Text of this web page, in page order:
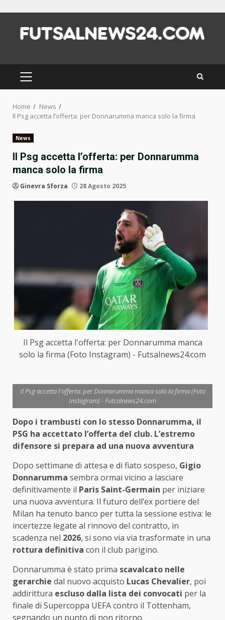
content
PRIMARY
MENU
Home
News
Il Psg accetta l’offerta: per Donnarumma manca solo la firma
News
Il Psg accetta l’offerta: per Donnarumma
manca solo la firma
Ginevra Sforza 28 Agosto 2025
Il Psg accetta l'offerta: per Donnarumma manca
solo la firma (Foto Instagram) - Futsalnews24.com
Il Psg accetta l'offerta: per Donnarumma manca solo la firma (Foto
Instagram) - Futsalnews24.com
Dopo i trambusti con lo stesso Donnarumma, il
PSG ha accettato l’offerta del club. L’estremo
difensore si prepara ad una nuova avventura
Dopo settimane di attesa e di fiato sospeso, Gigio
Donnarumma sembra ormai vicino a lasciare
definitivamente il Paris Saint-Germain per iniziare
una nuova avventura. Il futuro dell’ex portiere del
Milan ha tenuto banco per tutta la sessione estiva: le
incertezze legate al rinnovo del contratto, in
scadenza nel 2026, si sono via via trasformate in una
rottura definitiva con il club parigino.
Donnarumma è stato prima scavalcato nelle
gerarchie dal nuovo acquisto Lucas Chevalier, poi
addirittura escluso dalla lista dei convocati per la
finale di Supercoppa UEFA contro il Tottenham,
segnando un punto di non ritorno.